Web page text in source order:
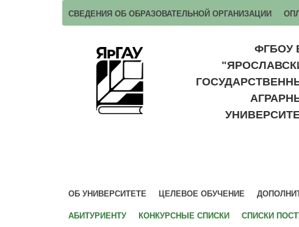
СВЕДЕНИЯ ОБ ОБРАЗОВАТЕЛЬНОЙ ОРГАНИЗАЦИИ
ФГБОУ
ОБ УНИВЕРСИТЕТЕ ЦЕЛЕВОЕ ОБУЧЕНИЕ
АБИТУРИЕНТУ КОНКУРСНЫЕ СПИСКИ СПИСКИ